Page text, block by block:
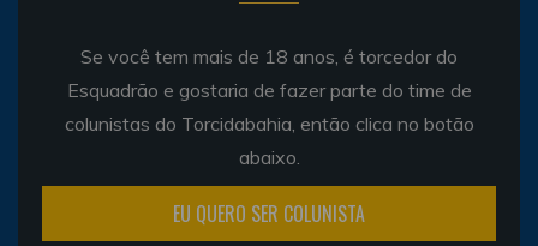
Se você tem mais de 18 anos, é torcedor do
Esquadrão e gostaria de fazer parte do time de
colunistas do Torcidabahia, então clica no botão
abaixo.
EU QUERO SER COLUNISTA